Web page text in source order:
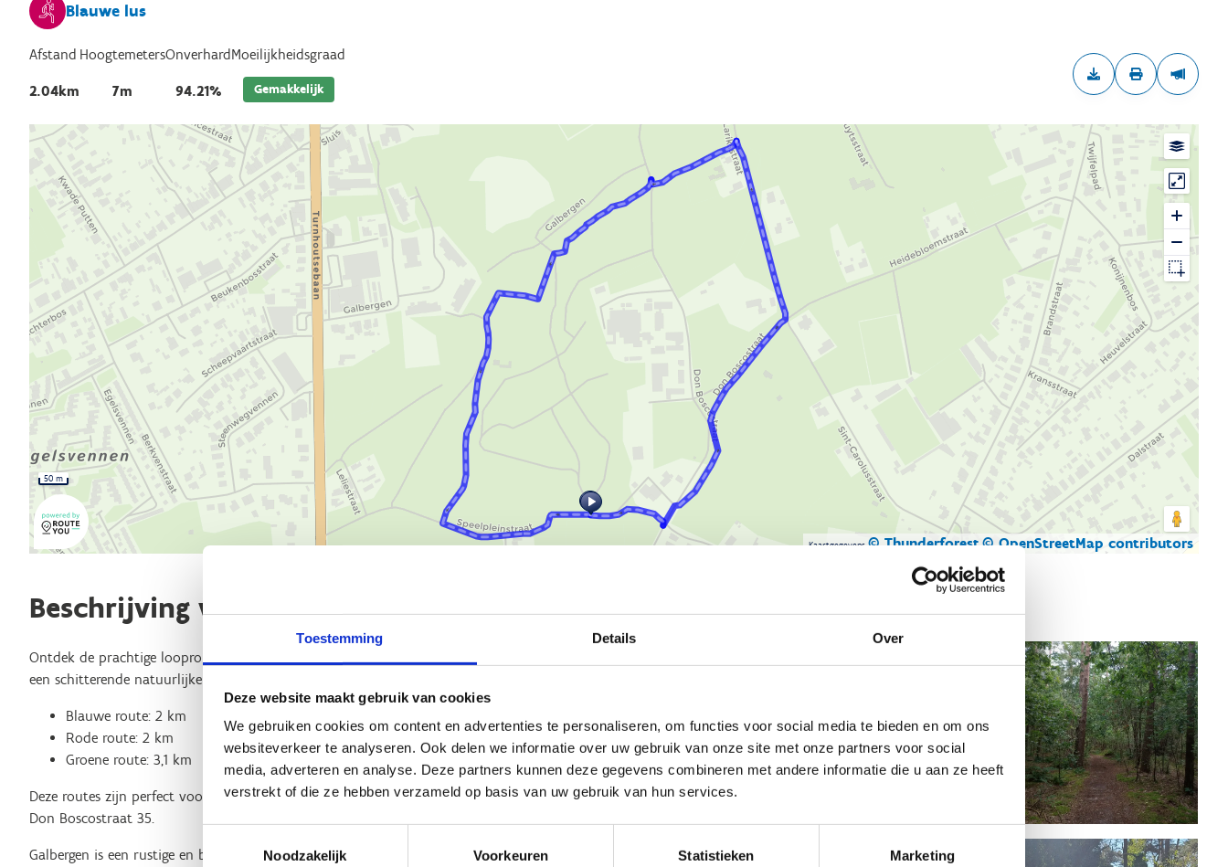
Toestemming Details Over
Deze website maakt gebruik van cookies
We gebruiken cookies om content en advertenties te personaliseren, om functies voor social media te bieden en om ons
websiteverkeer te analyseren. Ook delen we informatie over uw gebruik van onze site met onze partners voor social
media, adverteren en analyse. Deze partners kunnen deze gegevens combineren met andere informatie die u aan ze heeft
verstrekt of die ze hebben verzameld op basis van uw gebruik van hun services.
Noodzakelijk
Voorkeuren Statistieken Marketing
Blauwe lus
Afstand
2.04km
Hoogtemeters
7m
Onverhard
94.21%
Moeilijkheidsgraad
Gemakkelijk
Kaartgegevens © Thunderforest © OpenStreetMap contributors
50 m
Beschrijving van de route
Ontdek de prachtige looproutes in Mol Galbergen! Geniet van drie bewegwijzerde routes in
een schitterende natuurlijke omgeving:
Blauwe route: 2 km
Rode route: 2 km
Groene route: 3,1 km
Deze routes zijn perfect voor zowel lopers als wandelaars. De startlocatie bevindt zich aan de
Don Boscostraat 35.
Galbergen is een rustige en bosrijke omgeving, ideaal om te wandelen, te fietsen en te